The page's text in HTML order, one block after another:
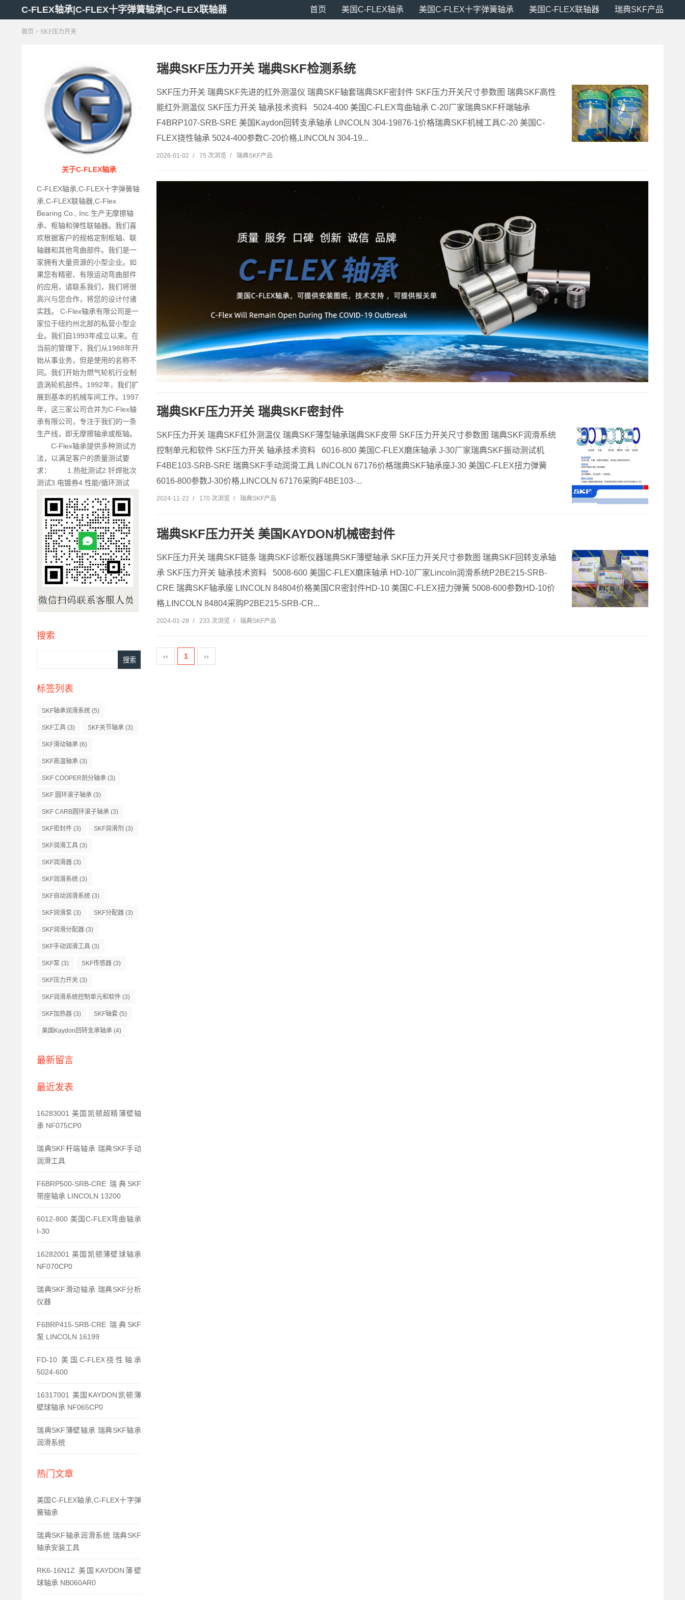
C-FLEX轴承|C-FLEX十字弹簧轴承|C-FLEX联轴器 首页 美国C-FLEX轴承 美国C-FLEX十字弹簧轴承 美国C-FLEX联轴器 瑞典SKF产品
首页 > SKF压力开关
关于C-FLEX轴承
C-FLEX轴承,C-FLEX十字弹簧轴
承,C-FLEX联轴器,C-Flex
Bearing Co., Inc.生产无摩擦轴
承、枢轴和弹性联轴器。我们喜
欢根据客户的规格定制枢轴、联
轴器和其他弯曲部件。我们是一
家拥有大量资源的小型企业。如
果您有精密、有限运动弯曲部件
的应用，请联系我们，我们将很
高兴与您合作，将您的设计付诸
实践。 C-Flex轴承有限公司是一
家位于纽约州北部的私营小型企
业。我们自1993年成立以来。在
当前的管理下，我们从1988年开
始从事业务，但是使用的名称不
同。我们开始为燃气轮机行业制
造涡轮机部件。1992年，我们扩
展到基本的机械车间工作。1997
年，这三家公司合并为C-Flex轴
承有限公司，专注于我们的一条
生产线，即无摩擦轴承或枢轴。
C-Flex轴承提供多种测试方
法，以满足客户的质量测试要
求： 1.热批测试2.钎焊批次
测试3.电镀券4.性能/循环测试
搜索
标签列表
SKF轴承润滑系统 (5)
SKF工具 (3) SKF关节轴承 (3)
SKF滑动轴承 (6)
SKF高温轴承 (3)
SKF COOPER剖分轴承 (3)
SKF 圆环滚子轴承 (3)
SKF CARB圆环滚子轴承 (3)
SKF密封件 (3) SKF润滑剂 (3)
SKF润滑工具 (3)
SKF润滑器 (3)
SKF润滑系统 (3)
SKF自动润滑系统 (3)
SKF润滑泵 (3) SKF分配器 (3)
SKF润滑分配器 (3)
SKF手动润滑工具 (3)
SKF泵 (3) SKF传感器 (3)
SKF压力开关 (3)
SKF润滑系统控制单元和软件 (3)
SKF加热器 (3) SKF轴套 (5)
美国Kaydon回转支承轴承 (4)
最新留言
最近发表
16283001 美国凯顿超精薄壁轴
承 NF075CP0
瑞典SKF杆端轴承 瑞典SKF手动
润滑工具
F6BRP500-SRB-CRE 瑞典SKF
带座轴承 LINCOLN 13200
6012-800 美国C-FLEX弯曲轴承
I-30
16282001 美国凯顿薄壁球轴承
NF070CP0
瑞典SKF滑动轴承 瑞典SKF分析
仪器
F6BRP415-SRB-CRE 瑞典SKF
泵 LINCOLN 16199
FD-10 美国C-FLEX挠性轴承
5024-600
16317001 美国KAYDON凯顿薄
壁球轴承 NF065CP0
瑞典SKF薄壁轴承 瑞典SKF轴承
润滑系统
热门文章
美国C-FLEX轴承,C-FLEX十字弹
簧轴承
瑞典SKF轴承润滑系统 瑞典SKF
轴承安装工具
RK6-16N1Z 美国KAYDON薄壁
球轴承 NB060AR0
瑞典SKF压力开关 瑞典SKF检测系统
SKF压力开关 瑞典SKF先进的红外测温仪 瑞典SKF轴套瑞典SKF密封件 SKF压力开关尺寸参数图 瑞典SKF高性
能红外测温仪 SKF压力开关 轴承技术资料 5024-400 美国C-FLEX弯曲轴承 C-20厂家瑞典SKF杆端轴承
F4BRP107-SRB-SRE 美国Kaydon回转支承轴承 LINCOLN 304-19876-1价格瑞典SKF机械工具C-20 美国C-
FLEX挠性轴承 5024-400参数C-20价格,LINCOLN 304-19...
2026-01-02 / 75 次浏览 / 瑞典SKF产品
瑞典SKF压力开关 瑞典SKF密封件
SKF压力开关 瑞典SKF红外测温仪 瑞典SKF薄型轴承瑞典SKF皮带 SKF压力开关尺寸参数图 瑞典SKF润滑系统
控制单元和软件 SKF压力开关 轴承技术资料 6016-800 美国C-FLEX磨床轴承 J-30厂家瑞典SKF振动测试机
F4BE103-SRB-SRE 瑞典SKF手动润滑工具 LINCOLN 67176价格瑞典SKF轴承座J-30 美国C-FLEX扭力弹簧
6016-800参数J-30价格,LINCOLN 67176采购F4BE103-...
2024-11-22 / 170 次浏览 / 瑞典SKF产品
瑞典SKF压力开关 美国KAYDON机械密封件
SKF压力开关 瑞典SKF链条 瑞典SKF诊断仪器瑞典SKF薄壁轴承 SKF压力开关尺寸参数图 瑞典SKF回转支承轴
承 SKF压力开关 轴承技术资料 5008-600 美国C-FLEX磨床轴承 HD-10厂家Lincoln润滑系统P2BE215-SRB-
CRE 瑞典SKF轴承座 LINCOLN 84804价格美国CR密封件HD-10 美国C-FLEX扭力弹簧 5008-600参数HD-10价
格,LINCOLN 84804采购P2BE215-SRB-CR...
2024-01-28 / 233 次浏览 / 瑞典SKF产品
‹‹ 1 ››